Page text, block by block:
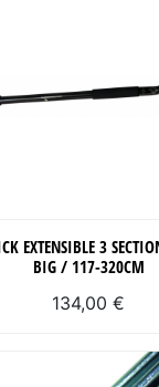
EXTENSIBLE 3
BIG / 117-320CM
134,00 €